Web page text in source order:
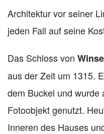
Architektur vor seiner
jeden Fall auf seine
Das Schloss von
aus der Zeit um 1315.
dem Buckel und wurde
Fotoobjekt genutzt.
Inneren des Hauses